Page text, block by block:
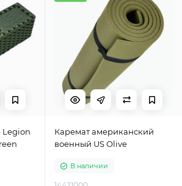
Legion
Каремат американский
военный US Olive
В наличии